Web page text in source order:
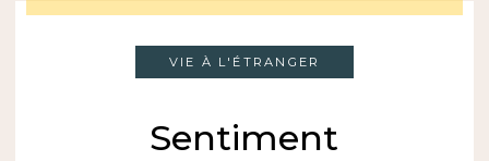
VIE À L'ÉTRANGER
Sentiment